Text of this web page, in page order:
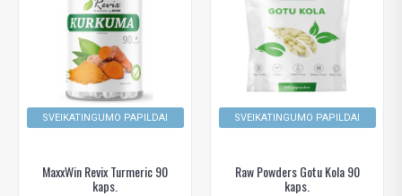
SVEIKATINGUMO PAPILDAI
MaxxWin Revix Turmeric 90
kaps.
SVEIKATINGUMO PAPILDAI
Raw Powders Gotu Kola 90
kaps.